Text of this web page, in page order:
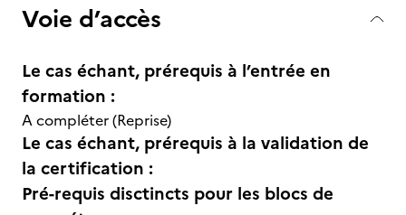
Voie d’accès
Le cas échant, prérequis à l’entrée en
formation :
A compléter (Reprise)
Le cas échant, prérequis à la validation de
la certification :
Pré-requis disctincts pour les blocs de